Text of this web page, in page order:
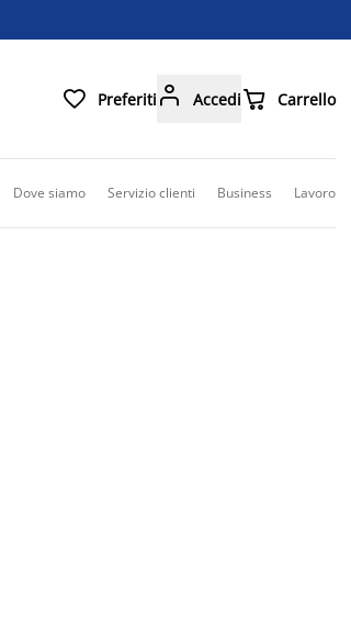
 Preferiti  Accedi Carrello
Dove siamo Servizio clienti Business Lavoro